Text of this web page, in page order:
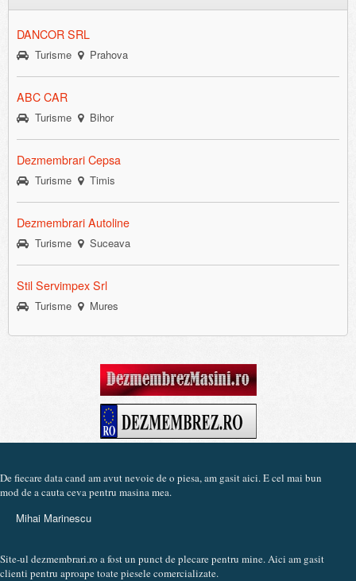
DANCOR SRL
Turisme Prahova
ABC CAR
Turisme Bihor
Dezmembrari Cepsa
Turisme Timis
Dezmembrari Autoline
Turisme Suceava
Stil Servimpex Srl
Turisme Mures
De fiecare data cand am avut nevoie de o piesa, am gasit aici. E cel mai bun
mod de a cauta ceva pentru masina mea.
Mihai Marinescu
Site-ul dezmembrari.ro a fost un punct de plecare pentru mine. Aici am gasit
clienti pentru aproape toate piesele comercializate.